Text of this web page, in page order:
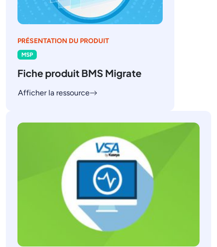
PRÉSENTATION DU PRODUIT
MSP
Fiche produit BMS Migrate
Afficher la ressource